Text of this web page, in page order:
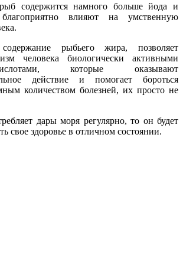
содержится намного больше йода и
влияют на умственную
рыбьего жира, позволяет
человека биологически активными
которые оказывают
действие и помогает бороться
количеством болезней, их просто не
дары моря регулярно, то он будет
свое здоровье в отличном состоянии.